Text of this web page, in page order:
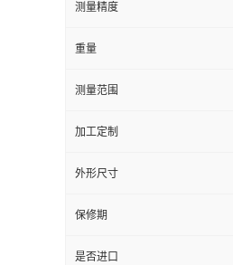
测量精度
重量
测量范围
加工定制
外形尺寸
保修期
是否进口